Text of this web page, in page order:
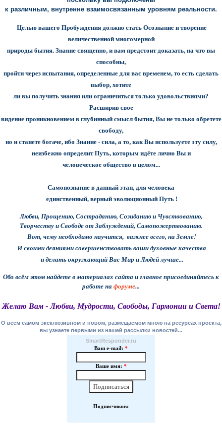
к различным, внутренне взаимосвязанным уровням реальности.
Целью вашего Пробуждения должно стать Осознание и творение
величественной многомерной
природы бытия. Знание священно, и вам предстоит доказать, на что вы
способны,
пройти через испытания, определенные для вас временем, то есть сделать
выбор, хотите
ли вы получить знания или ограничиться только удовольствиями?
Расширив свое
видение проникновением в глубинный смысл бытия, Вы не только обретете
свободу,
но и станете богаче, ибо Знание - сила, а то, как Вы используете эту силу,
неизбежно определит Путь, которым идёте лично Вы и
человеческое общество в целом...
Самопознание в данный этап, для человека
единственный, верный эволюционный Путь !
Любви, Прощению, Состраданию, Созиданию и Чувствованию,
Творчеству и Свободе от Заблуждений, Самопожертвованию.
Вот, чему необходимо научится, важнее всего, на Земле!
Исвоими деяниями совершенствовать ваши духовные качества
и делать окружающий Вас Мир иЛюдей лучше...
Обо всём этом найдете в материалах сайта и главное присоединяйтесь к
работе на форуме...
Желаю Вам - Любви, Мудрости, Свободы, Гармонии и Света!
О всем самом эксклюзивном и новом, размещаемом мною на ресурсах проекта,
вы узнаете первыми из нашей рассылки новостей...
SmartResponder.ru
Ваш e-mail: *
Ваше имя: *
Подписчиков: